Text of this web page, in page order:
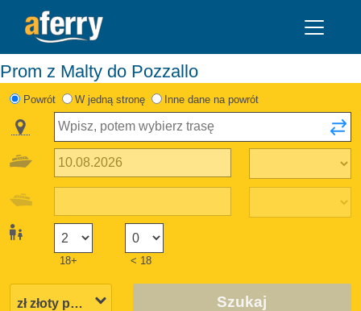
Prom z Malty do Pozzallo
Powrót W jedną stronę Inne dane na powrót
18+ < 18
Szukaj